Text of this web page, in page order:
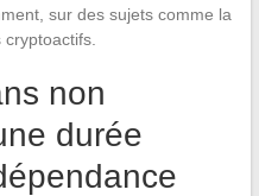
sur des sujets comme la
non
durée